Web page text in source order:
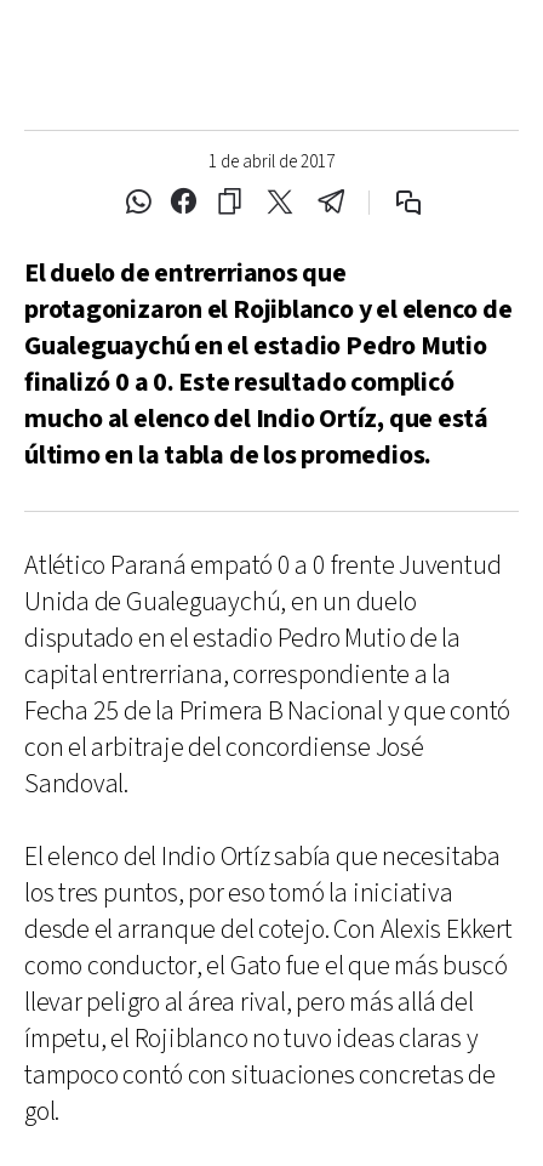
1 de abril de 2017
El duelo de entrerrianos que
protagonizaron el Rojiblanco y el elenco de
Gualeguaychú en el estadio Pedro Mutio
finalizó 0 a 0. Este resultado complicó
mucho al elenco del Indio Ortíz, que está
último en la tabla de los promedios.
Atlético Paraná empató 0 a 0 frente Juventud
Unida de Gualeguaychú, en un duelo
disputado en el estadio Pedro Mutio de la
capital entrerriana, correspondiente a la
Fecha 25 de la Primera B Nacional y que contó
con el arbitraje del concordiense José
Sandoval.
El elenco del Indio Ortíz sabía que necesitaba
los tres puntos, por eso tomó la iniciativa
desde el arranque del cotejo. Con Alexis Ekkert
como conductor, el Gato fue el que más buscó
llevar peligro al área rival, pero más allá del
ímpetu, el Rojiblanco no tuvo ideas claras y
tampoco contó con situaciones concretas de
gol.